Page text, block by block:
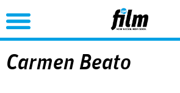
Jump to Navigation
Carmen Beato